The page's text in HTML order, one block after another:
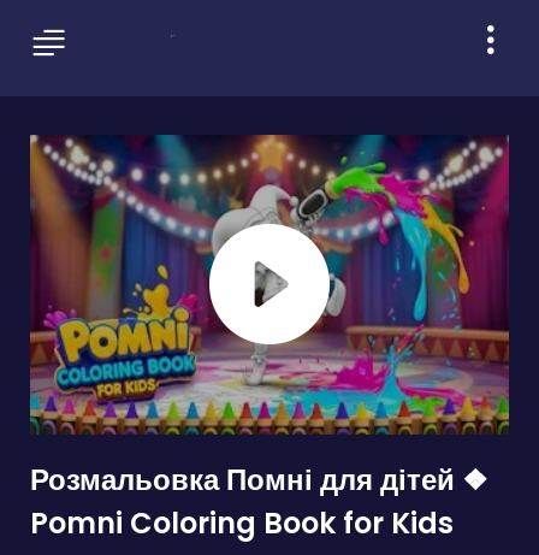
Розмальовка Помні для дітей ❖
Pomni Coloring Book for Kids